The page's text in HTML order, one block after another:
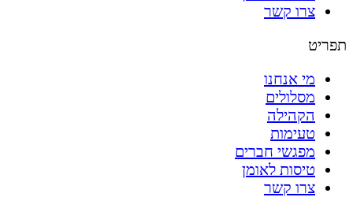
צרו קשר
תפריט
מי אנחנו
מסלולים
הקהילה
טעימות
מפגשי חברים
טיסות לאומן
צרו קשר